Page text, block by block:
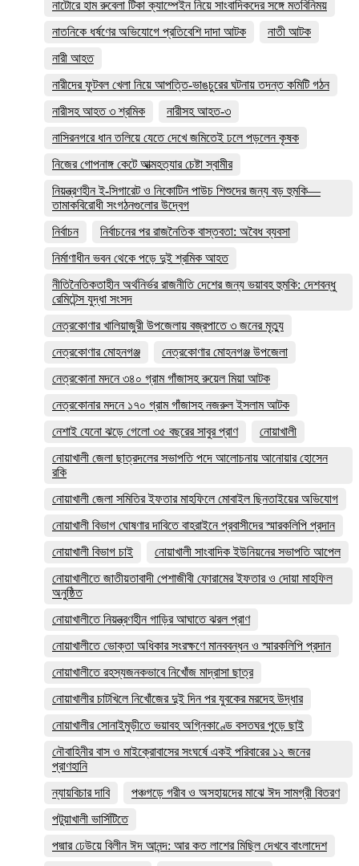
নাটোরে হাম রুবেলা টিকা ক্যাম্পেইন নিয়ে সাংবাদিকদের সঙ্গে মতবিনিময়
নাতনিকে ধর্ষণের অভিযোগে প্রতিবেশি দাদা আটক
নাতী আটক
নারী আহত
নারীদের ফুটবল খেলা নিয়ে আপত্তি-ভাঙচুরের ঘটনায় তদন্ত কমিটি গঠন
নারীসহ আহত ৩ শ্রমিক
নারীসহ আহত-৩
নাসিরনগরে ধান তলিয়ে যেতে দেখে জমিতেই ঢলে পড়লেন কৃষক
নিজের গোপনাঙ্গ কেটে আত্মহত্যার চেষ্টা স্বামীর
নিয়ন্ত্রণহীন ই-সিগারেট ও নিকোটিন পাউচ শিশুদের জন্য বড় হুমকি—
তামাকবিরোধী সংগঠনগুলোর উদ্বেগ
নির্বাচন
নির্বাচনের পর রাজনৈতিক বাস্তবতা: অবৈধ ব্যবসা
নির্মাণাধীন ভবন থেকে পড়ে দুই শ্রমিক আহত
নীতিনৈতিকতাহীন অর্থনির্ভর রাজনীতি দেশের জন্য ভয়াবহ হুমকি: দেশবন্ধু
রেমিটেন্স যুদ্ধা সংসদ
নেত্রকোণার খালিয়াজুরী উপজেলায় বজ্রপাতে ৩ জনের মৃত্যু
নেত্রকোণার মোহনগঞ্জ
নেত্রকোণার মোহনগঞ্জ উপজেলা
নেত্রকোনা মদনে ৩৪০ গ্রাম গাঁজাসহ রুয়েল মিয়া আটক
নেত্রকোনার মদনে ১৭০ গ্রাম গাঁজাসহ নজরুল ইসলাম আটক
নেশাই যেনো ঝড়ে গেলো ৩৫ বছরের সাবুর প্রাণ
নোয়াখালী
নোয়াখালী জেলা ছাত্রদলের সভাপতি পদে আলোচনায় আনোয়ার হোসেন
রকি
নোয়াখালী জেলা সমিতির ইফতার মাহফিলে মোবাইল ছিনতাইয়ের অভিযোগ
নোয়াখালী বিভাগ ঘোষণার দাবিতে বাহরাইনে প্রবাসীদের স্মারকলিপি প্রদান
নোয়াখালী বিভাগ চাই
নোয়াখালী সাংবাদিক ইউনিয়নের সভাপতি আপেল
নোয়াখালীতে জাতীয়তাবাদী পেশাজীবী ফোরামের ইফতার ও দোয়া মাহফিল
অনুষ্ঠিত
নোয়াখালীতে নিয়ন্ত্রণহীন গাড়ির আঘাতে ঝরল প্রাণ
নোয়াখালীতে ভোক্তা অধিকার সংরক্ষণে মানববন্ধন ও স্মারকলিপি প্রদান
নোয়াখালীতে রহস্যজনকভাবে নিখোঁজ মাদ্রাসা ছাত্র
নোয়াখালীর চাটখিলে নিখোঁজের দুই দিন পর যুবকের মরদেহ উদ্ধার
নোয়াখালীর সোনাইমুড়ীতে ভয়াবহ অগ্নিকাণ্ডে বসতঘর পুড়ে ছাই
নৌবাহিনীর বাস ও মাইক্রোবাসের সংঘর্ষে একই পরিবারের ১২ জনের
প্রাণহানি
ন্যায়বিচার দাবি
পঞ্চগড়ে গরীব ও অসহায়দের মাঝে ঈদ সামগ্রী বিতরণ
পটুয়াখালী ভার্সিটিতে
পদ্মার ঢেউয়ে বিলীন ঈদ আনন্দ: আর কত লাশের মিছিল দেখবে বাংলাদেশ